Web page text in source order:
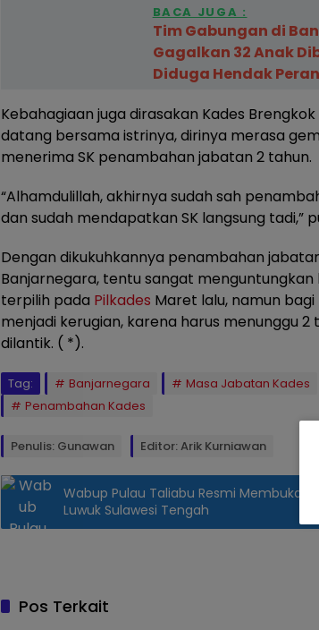
BACA JUGA :
Tim Gabungan di
Gagalkan 32 Anak
Diduga Hendak
Kebahagiaan juga dirasakan Kades
datang bersama istrinya, dirinya merasa
menerima SK penambahan jabatan 2 tahun.
“Alhamdulillah, akhirnya sudah sah
dan sudah mendapatkan SK langsung tadi,”
Dengan dikukuhkannya penambahan
Banjarnegara, tentu sangat menguntungkan
terpilih pada Pilkades Maret lalu, namun
menjadi kerugian, karena harus menunggu 2
dilantik. ( *).
Tag: Banjarnegara
Masa Jabatan Kades
Penambahan Kades
Penulis: Gunawan Editor: Arik Kurniawan
Wabup Pulau Taliabu Resmi Membuka
Luwuk Sulawesi Tengah
Pos Terkait